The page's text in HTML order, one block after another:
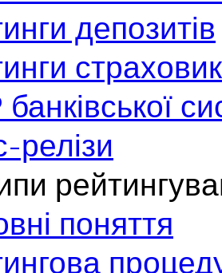
депозитів
релізи
поняття